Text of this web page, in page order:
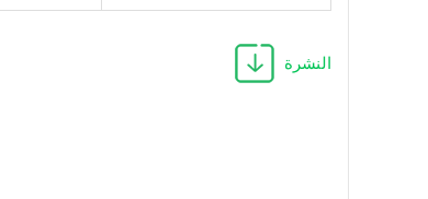
النشرة